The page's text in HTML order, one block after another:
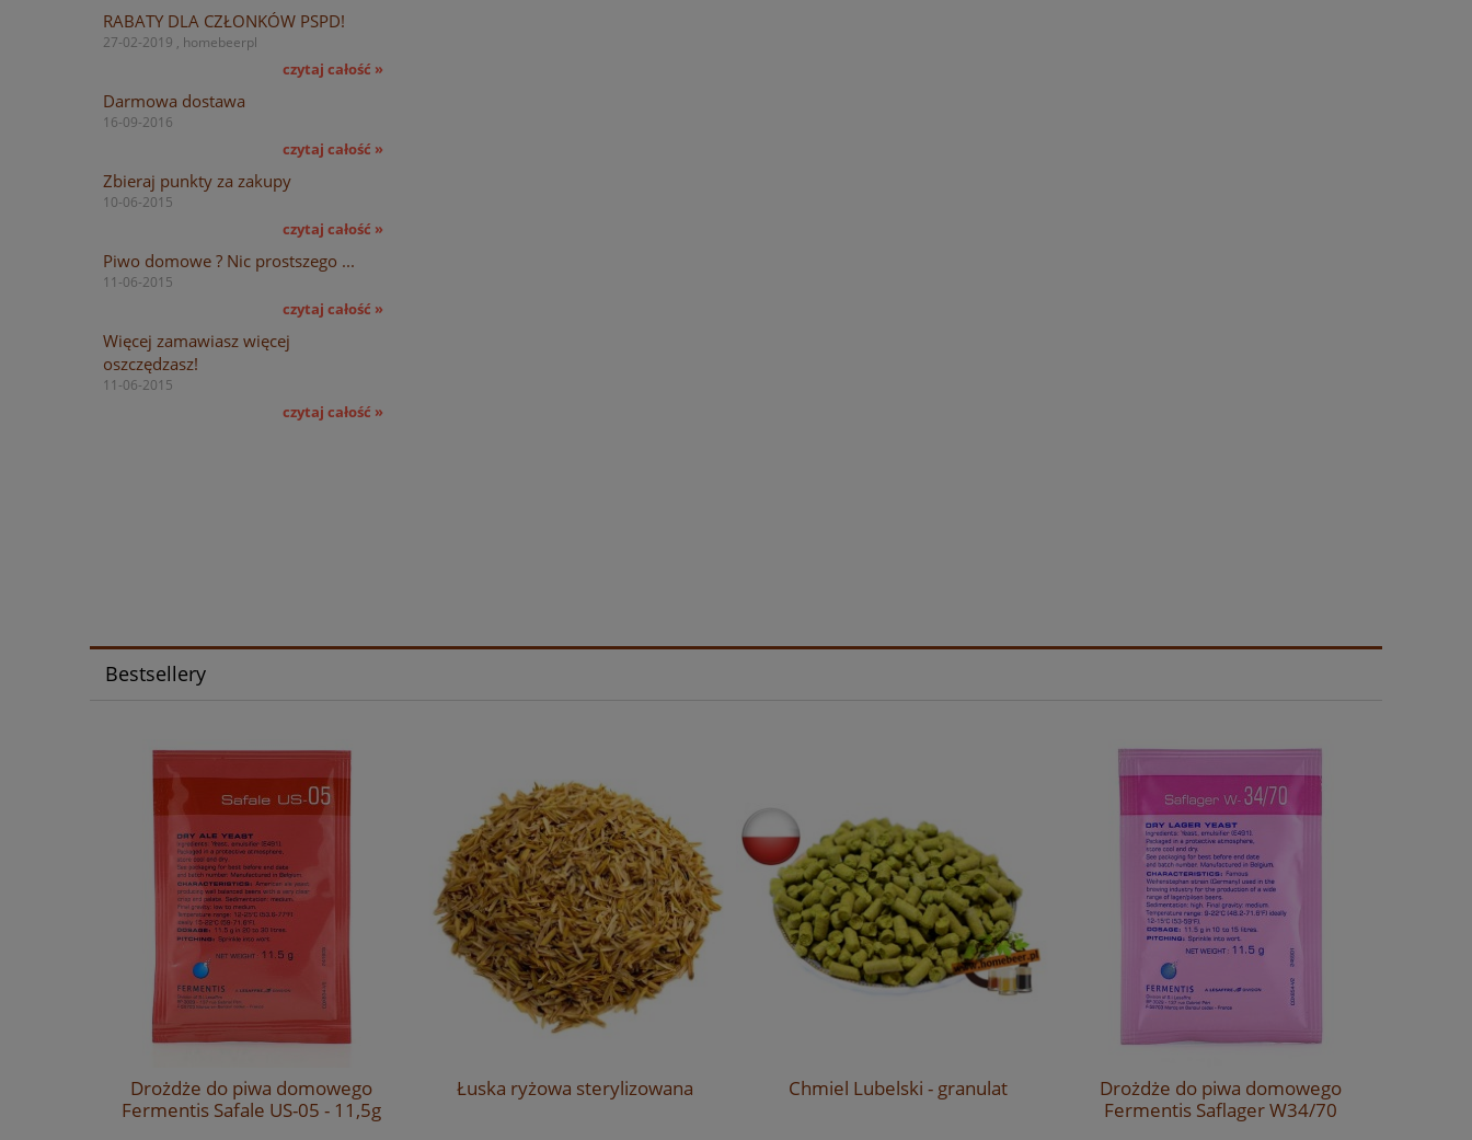
RABATY DLA CZŁONKÓW PSPD!
27-02-2019 , homebeerpl
czytaj całość »
Darmowa dostawa
16-09-2016
czytaj całość »
Zbieraj punkty za zakupy
10-06-2015
czytaj całość »
Piwo domowe ? Nic prostszego ...
11-06-2015
czytaj całość »
Więcej zamawiasz więcej
oszczędzasz!
11-06-2015
czytaj całość »
Bestsellery
Drożdże do piwa domowego
Fermentis Safale US-05 - 11,5g
Łuska ryżowa sterylizowana Chmiel Lubelski - granulat
Drożdże do piwa domowego
Fermentis Saflager W34/70